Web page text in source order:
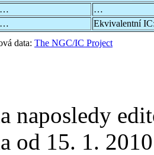
…
…
…
Ekvivalentní
data: The NGC/IC Project
naposledy
od 15. 1.